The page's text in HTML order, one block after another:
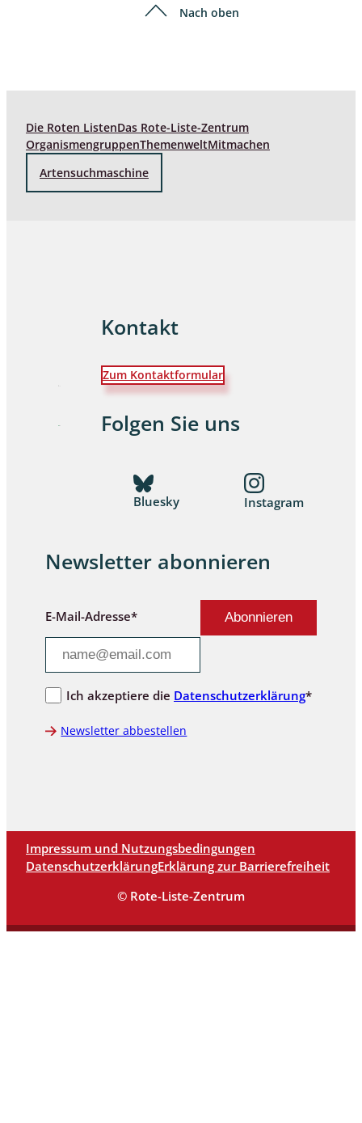
Nach oben
Die Roten ListenDas Rote-Liste-Zentrum
OrganismengruppenThemenweltMitmachen
Artensuchmaschine
Kontakt
Zum Kontaktformular
Folgen Sie uns
Bluesky Instagram
Newsletter abonnieren
E-Mail-Adresse*
Ich akzeptiere die Datenschutzerklärung*
Newsletter abbestellen
Impressum und Nutzungsbedingungen
DatenschutzerklärungErklärung zur Barrierefreiheit
© Rote-Liste-Zentrum